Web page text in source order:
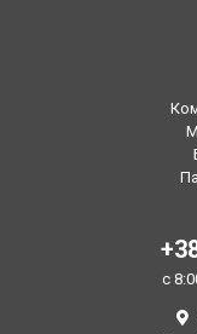
с